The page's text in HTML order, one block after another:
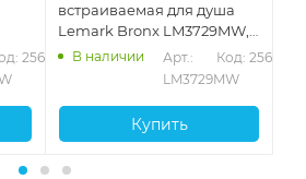
25663
встраиваемая для душа
Lemark Bronx LM3729MW,
белый матовый
В наличии
Арт.:
LM3729MW
Код: 25619
Купить